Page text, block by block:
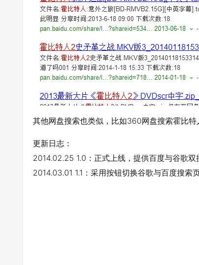
其他网盘搜索也类似，比如360网盘搜索霍比
更新日志：
2014.02.25 1.0：正式上线，提供百度与谷歌
2014.03.01 1.1：采用按钮切换谷歌与百度搜索